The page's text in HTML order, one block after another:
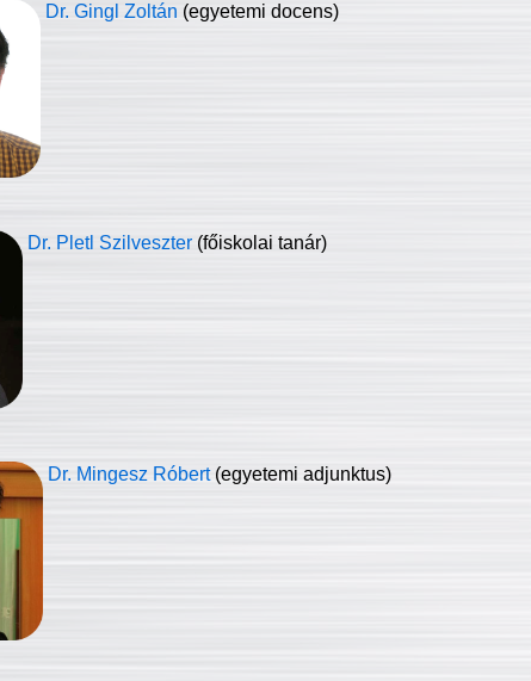
Dr. Gingl Zoltán (egyetemi docens)
Dr. Pletl Szilveszter (főiskolai tanár)
Dr. Mingesz Róbert (egyetemi adjunktus)